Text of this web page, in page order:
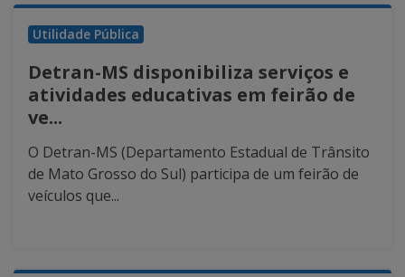
Utilidade Pública
Detran-MS disponibiliza serviços e
atividades educativas em feirão de
ve...
O Detran-MS (Departamento Estadual de Trânsito
de Mato Grosso do Sul) participa de um feirão de
veículos que...